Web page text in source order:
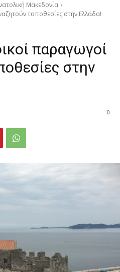
Μακεδονία
τοποθεσίες στην Ελλάδα!
παραγωγοί
στην
0